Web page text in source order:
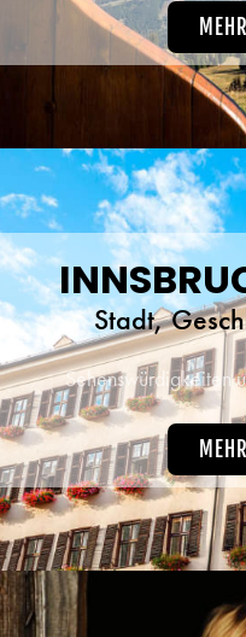
Stadt,
Sehenswürdigkeiten